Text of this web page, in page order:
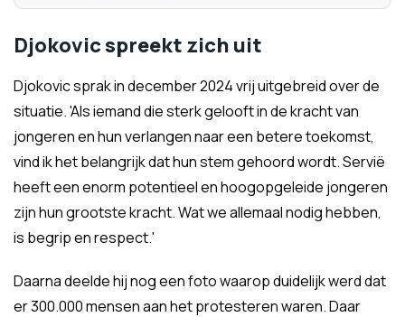
Djokovic spreekt zich uit
Djokovic sprak in december 2024 vrij uitgebreid over de
situatie. 'Als iemand die sterk gelooft in de kracht van
jongeren en hun verlangen naar een betere toekomst,
vind ik het belangrijk dat hun stem gehoord wordt. Servië
heeft een enorm potentieel en hoogopgeleide jongeren
zijn hun grootste kracht. Wat we allemaal nodig hebben,
is begrip en respect.'
Daarna deelde hij nog een foto waarop duidelijk werd dat
er 300.000 mensen aan het protesteren waren. Daar